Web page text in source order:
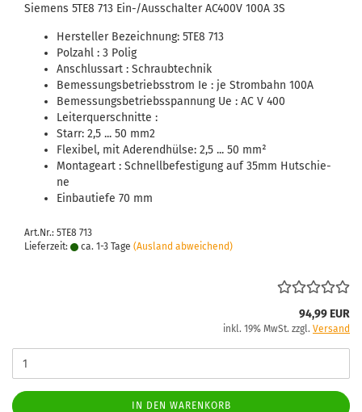
Sie­mens 5TE8 713 Ein-/Aus­schal­ter AC400V 100A 3S
Her­stel­ler Be­zeich­nung: 5TE8 713
Pol­zahl : 3 Polig
An­schluss­art : Schraub­tech­nik
Be­mes­sungs­be­triebs­strom Ie : je Strom­bahn 100A
Be­mes­sungs­be­triebs­span­nung Ue : AC V 400
Lei­ter­quer­schnit­te :
Starr: 2,5 ... 50 mm2
Fle­xi­bel, mit Ader­end­hül­se: 2,5 ... 50 mm²
Mon­ta­ge­art : Schnell­be­fes­ti­gung auf 35mm Hut­schie­
ne
Ein­bau­tie­fe 70 mm
Art.Nr.: 5TE8 713
Lieferzeit:
ca. 1-3 Tage (Ausland abweichend)
94,99 EUR
inkl. 19% MwSt. zzgl. Versand
IN DEN WARENKORB